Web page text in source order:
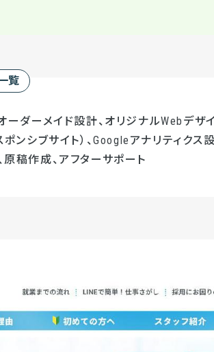
覧
ーダーメイド設計、オリジナルWebデ
ポンシブサイト）、Googleアナリティク
原稿作成、アフターサポート